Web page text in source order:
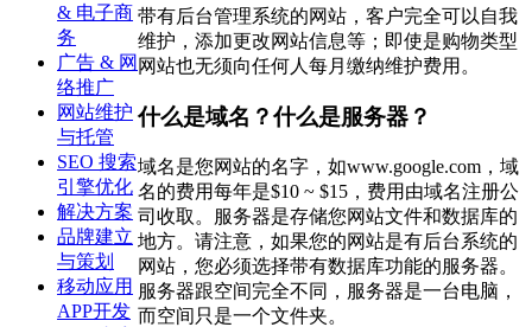
带有后台管理系统的网站，客户完全可以自我
维护，添加更改网站信息等；即使是购物类型
网站也无须向任何人每月缴纳维护费用。
什么是域名？什么是服务器？
域名是您网站的名字，如www.google.com，域
名的费用每年是$10 ~ $15，费用由域名注册公
司收取。服务器是存储您网站文件和数据库的
地方。请注意，如果您的网站是有后台系统的
网站，您必须选择带有数据库功能的服务器。
服务器跟空间完全不同，服务器是一台电脑，
而空间只是一个文件夹。
& 电子商
务
广告 & 网
络推广
网站维护
与托管
SEO 搜索
引擎优化
解决方案
品牌建立
与策划
移动应用
APP开发